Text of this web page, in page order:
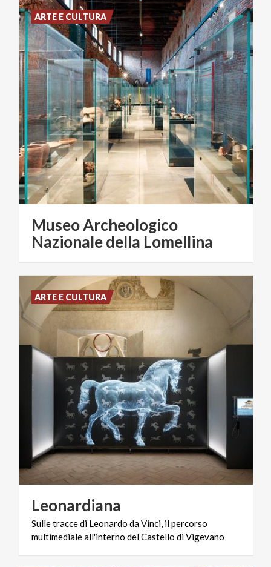
Museo Archeologico
Nazionale della Lomellina
ARTE E CULTURA
Leonardiana
Sulletraccedi Leonardo daVinci, ilpercorso
multimedialeall'interno delCastello diVigevano
ARTE E CULTURA